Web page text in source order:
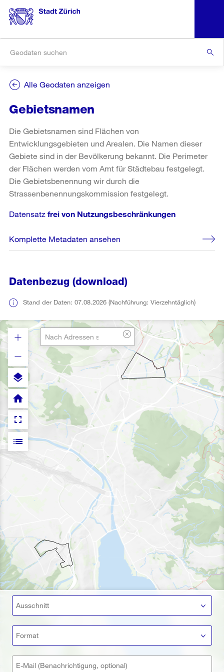
Alle Geodaten anzeigen
Gebietsnamen
Die Gebietsnamen sind Flächen von
Entwicklungsgebieten und Arealen. Die Namen dieser
Gebiete sind in der Bevölkerung bekannt. Die Perimeter
der Flächen werden vom Amt für Städtebau festgelegt.
Die Gebietsbenennung wir durch die
Strassenbenennungskommission festgelegt.
Datensatz frei von Nutzungsbeschränkungen
Komplette Metadaten ansehen
Datenbezug (download)
Stand der Daten: 07.08.2026 (Nachführung: Vierzehntäglich)
layers
fullscreen
home
list
Ausschnitt
Format
E-Mail (Benachrichtigung, optional)